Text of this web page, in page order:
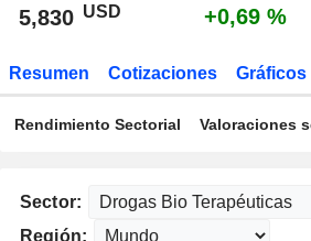
5,830 USD +0,69 %
Resumen Cotizaciones Gráficos
Rendimiento Sectorial Valoraciones
Sector:
Región: